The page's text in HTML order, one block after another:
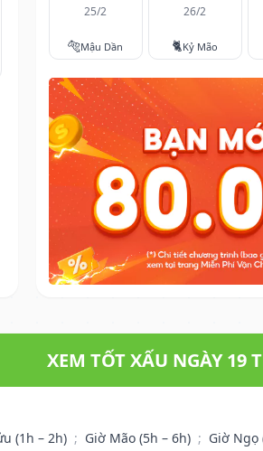
25/2
🐅Mậu Dần
26/2
🐈Kỷ Mão
XEM TỐT XẤU NGÀY 19
(1h – 2h) ; Giờ Mão (5h – 6h) ; Giờ Ngọ